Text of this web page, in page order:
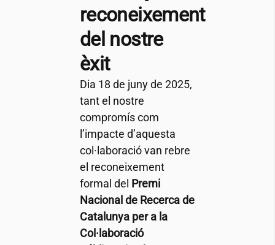
reconeixement
del nostre
èxit
Dia 18 de juny de 2025,
tant el nostre
compromís com
l’impacte d’aquesta
col·laboració van rebre
el reconeixement
formal del Premi
Nacional de Recerca de
Catalunya per a la
Col·laboració